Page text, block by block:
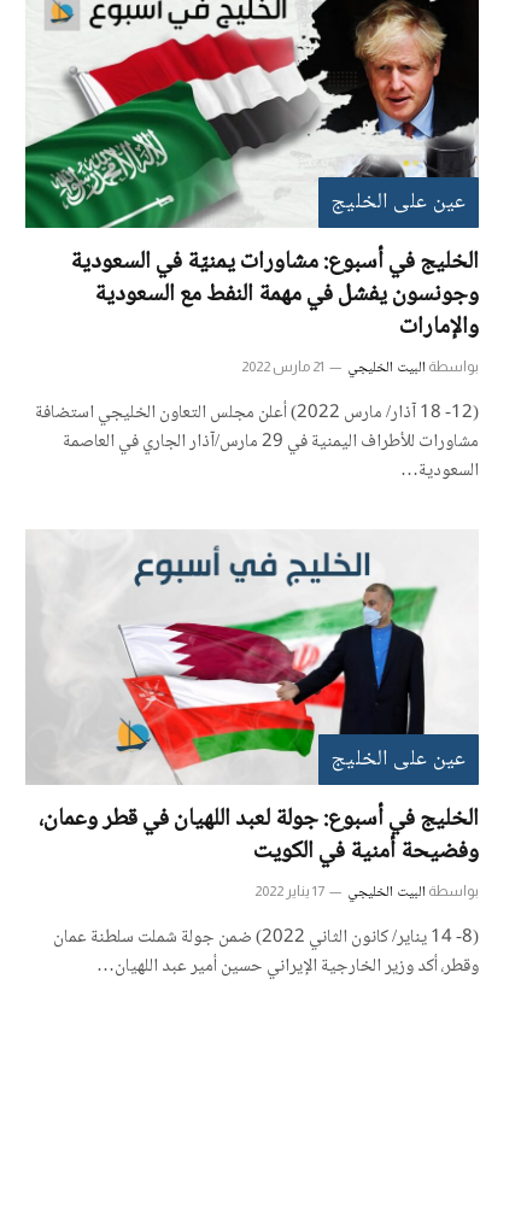
عين على الخليج
الخليج في أسبوع: مشاورات يمنيّة في السعودية
وجونسون يفشل في مهمة النفط مع السعودية
والإمارات
بواسطة البيت الخليجي 21 مارس 2022
(12- 18 آذار/ مارس 2022) أعلن مجلس التعاون الخليجي استضافة
مشاورات للأطراف اليمنية في 29 مارس/آذار الجاري في العاصمة
السعودية…
عين على الخليج
الخليج في أسبوع: جولة لعبد اللهيان في قطر وعمان،
وفضيحة أمنية في الكويت
بواسطة البيت الخليجي 17 يناير 2022
(8- 14 يناير/ كانون الثاني 2022) ضمن جولة شملت سلطنة عمان
وقطر، أكد وزير الخارجية الإيراني حسين أمير عبد اللهيان…